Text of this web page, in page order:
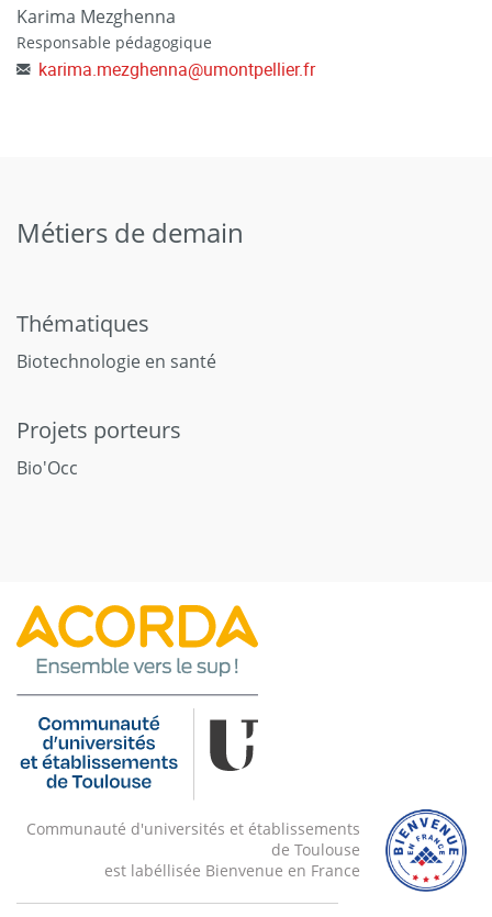
Karima Mezghenna
Responsable pédagogique
karima.mezghenna@umontpellier.fr
Métiers de demain
Thématiques
Biotechnologie en santé
Projets porteurs
Bio'Occ
Communauté d'universités et établissements
de Toulouse
est labéllisée Bienvenue en France